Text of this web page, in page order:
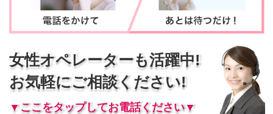
女性オペレーターも活躍中!
お気軽にご相談ください!
▼ここをタップしてお電話ください▼